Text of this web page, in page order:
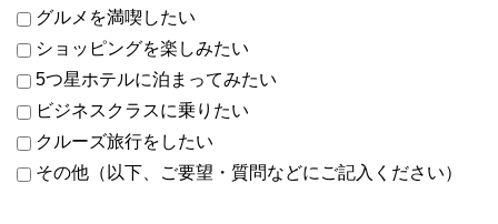
グルメを満喫したい
ショッピングを楽しみたい
5つ星ホテルに泊まってみたい
ビジネスクラスに乗りたい
クルーズ旅行をしたい
その他（以下、ご要望・質問などにご記入ください）